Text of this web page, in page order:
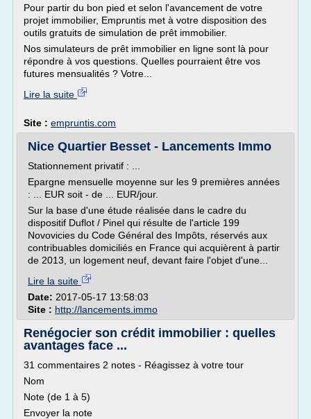
Pour partir du bon pied et selon l'avancement de votre
projet immobilier, Empruntis met à votre disposition des
outils gratuits de simulation de prêt immobilier.
Nos simulateurs de prêt immobilier en ligne sont là pour
répondre à vos questions. Quelles pourraient être vos
futures mensualités ? Votre...
Lire la suite
Site : empruntis.com
Nice Quartier Besset - Lancements Immo
Stationnement privatif : ...
Epargne mensuelle moyenne sur les 9 premières années
: ... EUR soit - de ... EUR/jour.
Sur la base d'une étude réalisée dans le cadre du
dispositif Duflot / Pinel qui résulte de l'article 199
Novovicies du Code Général des Impôts, réservés aux
contribuables domiciliés en France qui acquièrent à partir
de 2013, un logement neuf, devant faire l'objet d'une...
Lire la suite
Date: 2017-05-17 13:58:03
Site : http://lancements.immo
Renégocier son crédit immobilier : quelles
avantages face ...
31 commentaires 2 notes - Réagissez à votre tour
Nom
Note (de 1 à 5)
Envoyer la note